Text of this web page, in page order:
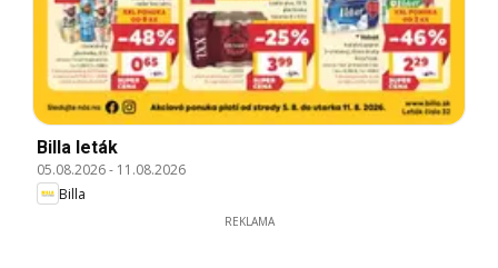
Billa leták
05.08.2026- 11.08.2026
Billa
REKLAMA